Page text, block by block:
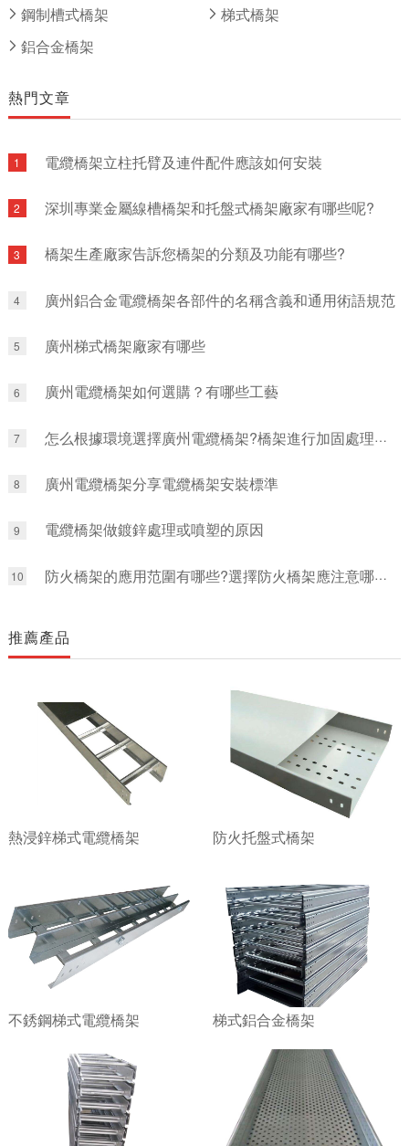
110kV電網。本項目通過Meteonorm數據庫得
鋼制槽式橋架
梯式橋架
鋁合金橋架
熱門文章
1 電纜橋架立柱托臂及連件配件應該如何安裝
2 深圳專業金屬線槽橋架和托盤式橋架廠家有哪些呢?
3 橋架生產廠家告訴您橋架的分類及功能有哪些?
4 廣州鋁合金電纜橋架各部件的名稱含義和通用術語規范
5 廣州梯式橋架廠家有哪些
6 廣州電纜橋架如何選購？有哪些工藝
7 怎么根據環境選擇廣州電纜橋架?橋架進行加固處理時應符合哪些要領?
8 廣州電纜橋架分享電纜橋架安裝標準
9 電纜橋架做鍍鋅處理或噴塑的原因
10 防火橋架的應用范圍有哪些?選擇防火橋架應注意哪些要求呢?
推薦產品
熱浸鋅梯式電纜橋架 防火托盤式橋架
不銹鋼梯式電纜橋架 梯式鋁合金橋架